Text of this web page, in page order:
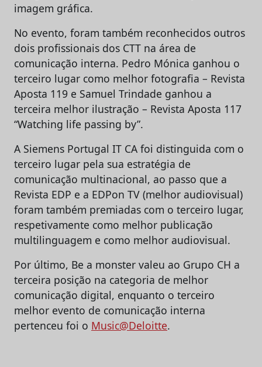
imagem gráfica.
No evento, foram também reconhecidos outros
dois profissionais dos CTT na área de
comunicação interna. Pedro Mónica ganhou o
terceiro lugar como melhor fotografia – Revista
Aposta 119 e Samuel Trindade ganhou a
terceira melhor ilustração – Revista Aposta 117
“Watching life passing by”.
A Siemens Portugal IT CA foi distinguida com o
terceiro lugar pela sua estratégia de
comunicação multinacional, ao passo que a
Revista EDP e a EDPon TV (melhor audiovisual)
foram também premiadas com o terceiro lugar,
respetivamente como melhor publicação
multilinguagem e como melhor audiovisual.
Por último, Be a monster valeu ao Grupo CH a
terceira posição na categoria de melhor
comunicação digital, enquanto o terceiro
melhor evento de comunicação interna
pertenceu foi o Music@Deloitte.